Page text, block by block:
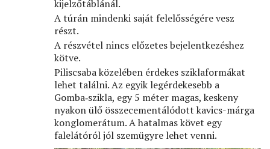
kijelzőtáblánál.
A túrán mindenki saját felelősségére vesz
részt.
A részvétel nincs előzetes bejelentkezéshez
kötve.
Piliscsaba közelében érdekes sziklaformákat
lehet találni. Az egyik legérdekesebb a
Gomba‑szikla, egy 5 méter magas, keskeny
nyakon ülő összecementálódott kavics-márga
konglomerátum. A hatalmas követ egy
falelátóról jól szemügyre lehet venni.